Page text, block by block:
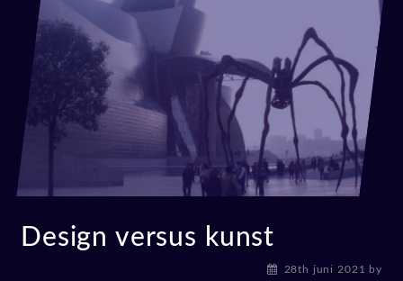
Design versus kunst
28th juni 2021 by